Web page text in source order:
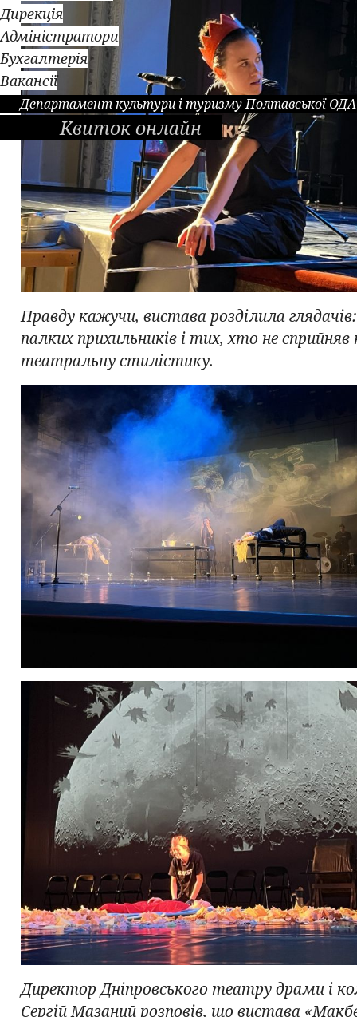
Дирекція
Адміністратори
Бухгалтерія
Вакансії
Департамент культури і туризму Полтавської ОДА
Квиток онлайн
Правду кажучи, вистава розділила
палких прихильників і тих, хто не сприйняв
театральну стилістику.
Директор Дніпровського театру драми і
Сергій Мазаний розповів, що вистава